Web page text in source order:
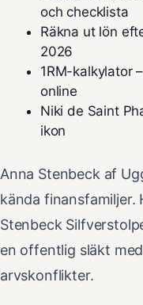
och checklista
Räkna ut lön
2026
1RM-kalkylator
online
Niki de Saint
ikon
Anna Stenbeck af
kända finansfamiljer.
Stenbeck
en offentlig släkt
arvskonflikter.